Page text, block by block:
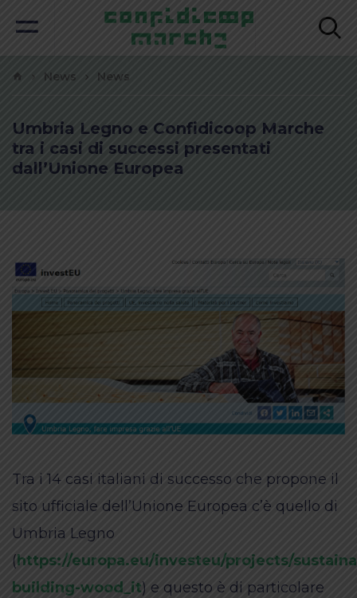
News News
Umbria Legno e Confidicoop Marche
tra i casi di successi presentati
dall’Unione Europea
Tra i 14 casi italiani di successo che propone il
sito ufficiale dell’Unione Europea c’è quello di
Umbria Legno
( https://europa.eu/investeu/projects/
building-wood_it) e questo è di particolare